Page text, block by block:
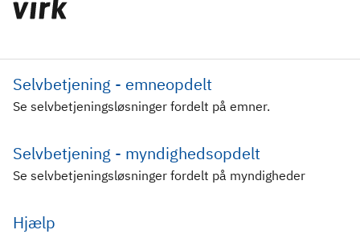
Selvbetjening - emneopdelt
Se selvbetjeningsløsninger fordelt på emner.
Selvbetjening - myndighedsopdelt
Se selvbetjeningsløsninger fordelt på myndigheder
Hjælp